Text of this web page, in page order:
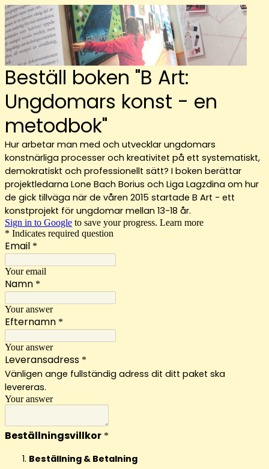
Beställ boken "B Art:
Ungdomars konst - en
metodbok"
Hur arbetar man med och utvecklar ungdomars
konstnärliga processer och kreativitet på ett systematiskt,
demokratiskt och professionellt sätt? I boken berättar
projektledarna Lone Bach Borius och Liga Lagzdina om hur
de gick tillväga när de våren 2015 startade B Art - ett
konstprojekt för ungdomar mellan 13-18 år.
Sign in to Google to save your progress. Learn more
* Indicates required question
Email *
Your email
Namn *
Your answer
Efternamn *
Your answer
Leveransadress *
Vänligen ange fullständig adress dit ditt paket ska
levereras.
Your answer
Beställningsvillkor *
Beställning & Betalning